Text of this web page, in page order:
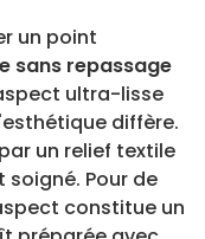
un point
sans repassage
ultra-lisse
diffère.
un relief textile
Pour de
constitue un